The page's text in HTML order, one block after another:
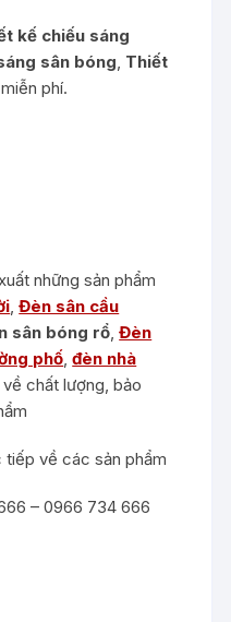
kế chiếu sáng
sân bóng, Thiết
miễn phí.
những sản phẩm
,Đèn sân cầu
sân bóng rổ,Đèn
phố,đèn nhà
chất lượng, bảo
về các sản phẩm
– 0966 734 666